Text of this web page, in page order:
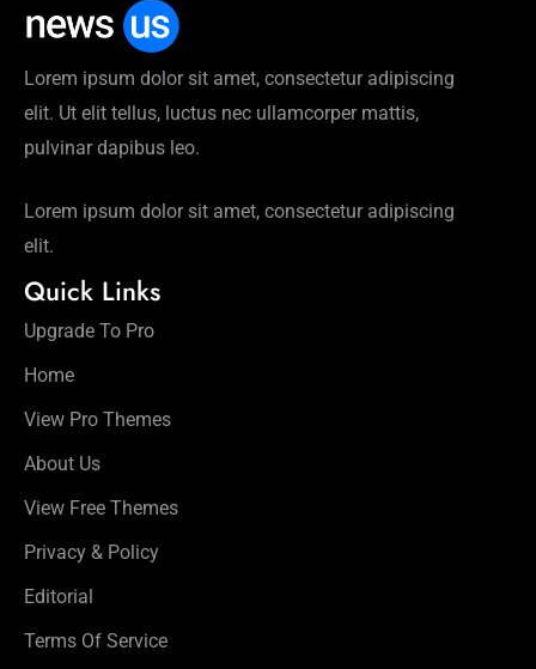
Lorem ipsum dolor sit amet, consectetur adipiscing
elit. Ut elit tellus, luctus nec ullamcorper mattis,
pulvinar dapibus leo.
Lorem ipsum dolor sit amet, consectetur adipiscing
elit.
Quick Links
Upgrade To Pro
Home
View Pro Themes
About Us
View Free Themes
Privacy & Policy
Editorial
Terms Of Service